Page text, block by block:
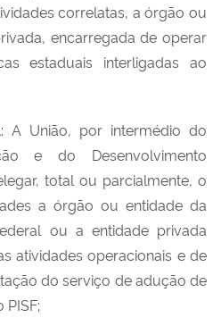
correlatas, a órgão ou
encarregada de operar
estaduais interligadas ao
A União, por intermédio do
e do Desenvolvimento
total ou parcialmente, o
a órgão ou entidade da
ou a entidade privada
atividades operacionais e de
do serviço de adução de